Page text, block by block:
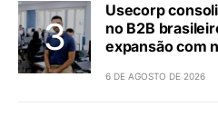
Usecorp
no B2B
expansão com
6 DE AGOSTO DE 2026